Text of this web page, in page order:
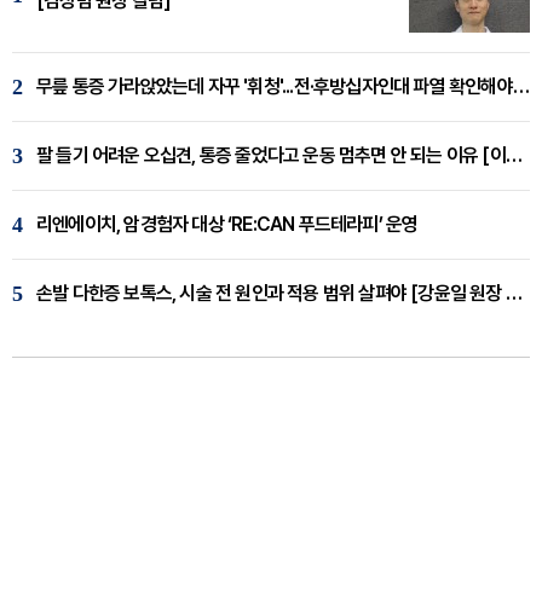
2 무릎 통증 가라앉았는데 자꾸 '휘청'...전·후방십자인대 파열 확인해야 [곽우경 원장 칼럼]
3 팔 들기 어려운 오십견, 통증 줄었다고 운동 멈추면 안 되는 이유 [이병욱 원장 칼럼]
4 리엔에이치, 암경험자 대상 ‘RE:CAN 푸드테라피’ 운영
5 손발 다한증 보톡스, 시술 전 원인과 적용 범위 살펴야 [강윤일 원장 칼럼]